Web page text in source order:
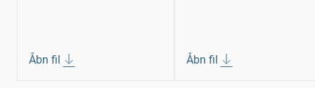
Åbn fil Åbn fil